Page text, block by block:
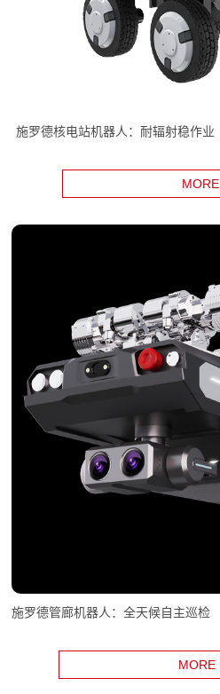
施罗德核电站机器人：耐辐射稳作业
MORE
施罗德管廊机器人：全天候自主巡检
MORE